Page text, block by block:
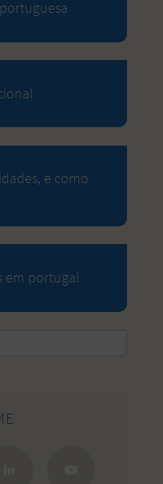
e como
em portugal